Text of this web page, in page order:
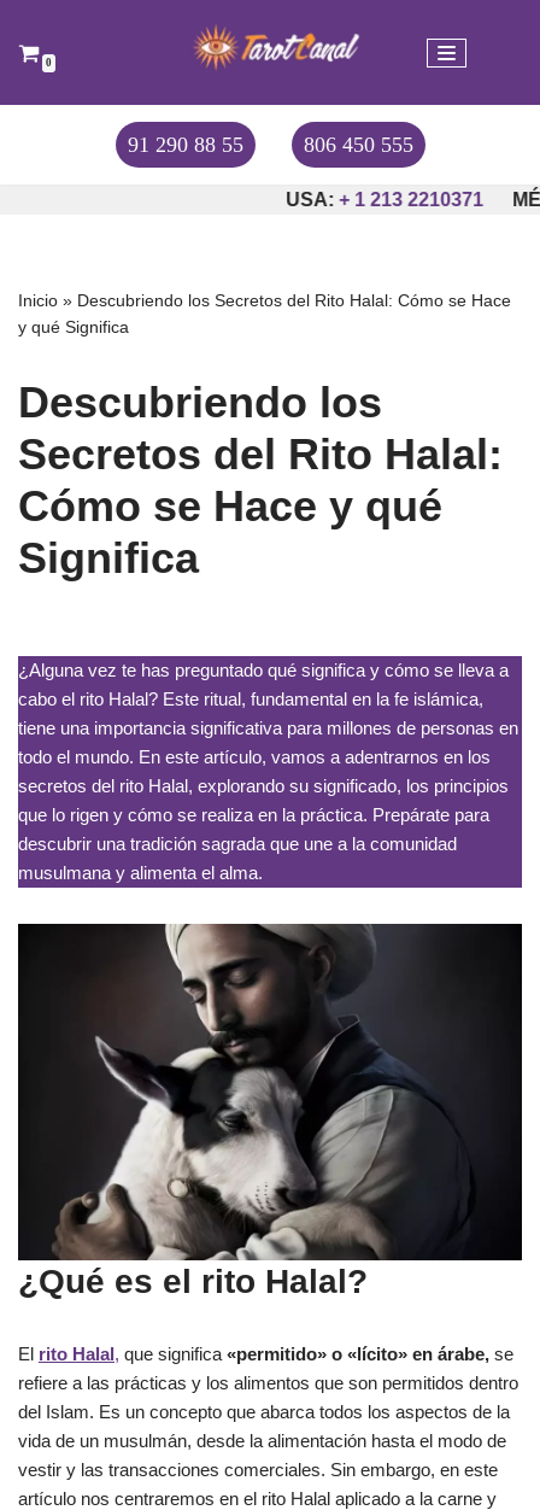
Saltar
0
91 290 88 55 806 450 555
USA:+ 1 213 2210371
Inicio » Descubriendo los Secretos del Rito Halal: Cómo se Hace
y qué Significa
Descubriendo los
Secretos del Rito Halal:
Cómo se Hace y qué
Significa
¿Alguna vez te has preguntado qué significa y cómo se lleva a
cabo el rito Halal? Este ritual, fundamental en la fe islámica,
tiene una importancia significativa para millones de personas en
todo el mundo. En este artículo, vamos a adentrarnos en los
secretos del rito Halal, explorando su significado, los principios
que lo rigen y cómo se realiza en la práctica. Prepárate para
descubrir una tradición sagrada que une a la comunidad
musulmana y alimenta el alma.
¿Qué es el rito Halal?
El rito Halal, que significa «permitido» o «lícito» en árabe, se
refiere a las prácticas y los alimentos que son permitidos dentro
del Islam. Es un concepto que abarca todos los aspectos de la
vida de un musulmán, desde la alimentación hasta el modo de
vestir y las transacciones comerciales. Sin embargo, en este
artículo nos centraremos en el rito Halal aplicado a la carne y